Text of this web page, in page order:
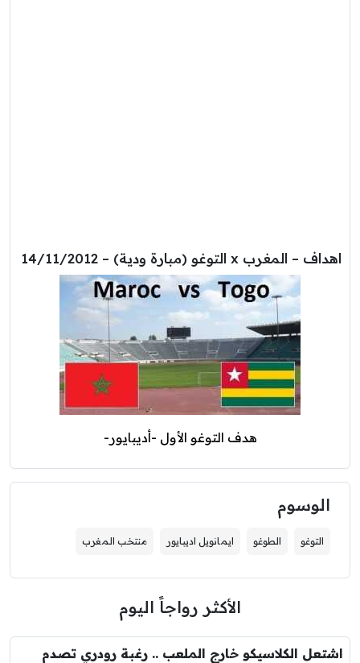
اهداف – المغرب x التوغو (مبارة ودية) – 14/11/2012
هدف التوغو الأول -أديبايور-
الوسوم
التوغو الطوغو ايمانويل اديبايور منتخب المغرب
الأكثر رواجاً اليوم
اشتعل الكلاسيكو خارج الملعب .. رغبة رودري تصدم